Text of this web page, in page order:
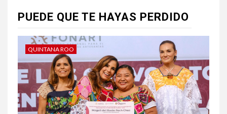
PUEDE QUE TE HAYAS PERDIDO
QUINTANA ROO